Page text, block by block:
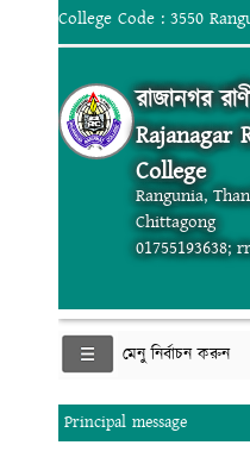
College Code : 3550
রাজানগর
Rajanagar
College
Rangunia,
Chittagong
01755193638;
মেনু নির্বাচন করুন
Principal message